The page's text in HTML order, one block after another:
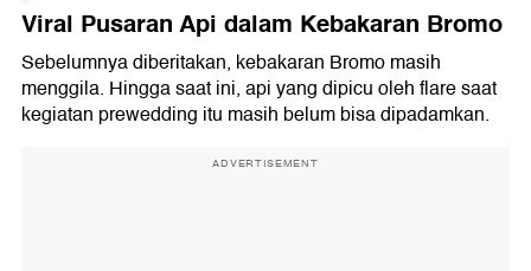
Viral Pusaran Api dalam Kebakaran Bromo
Sebelumnya diberitakan, kebakaran Bromo masih
menggila. Hingga saat ini, api yang dipicu oleh flare saat
kegiatan prewedding itu masih belum bisa dipadamkan.
ADVERTISEMENT